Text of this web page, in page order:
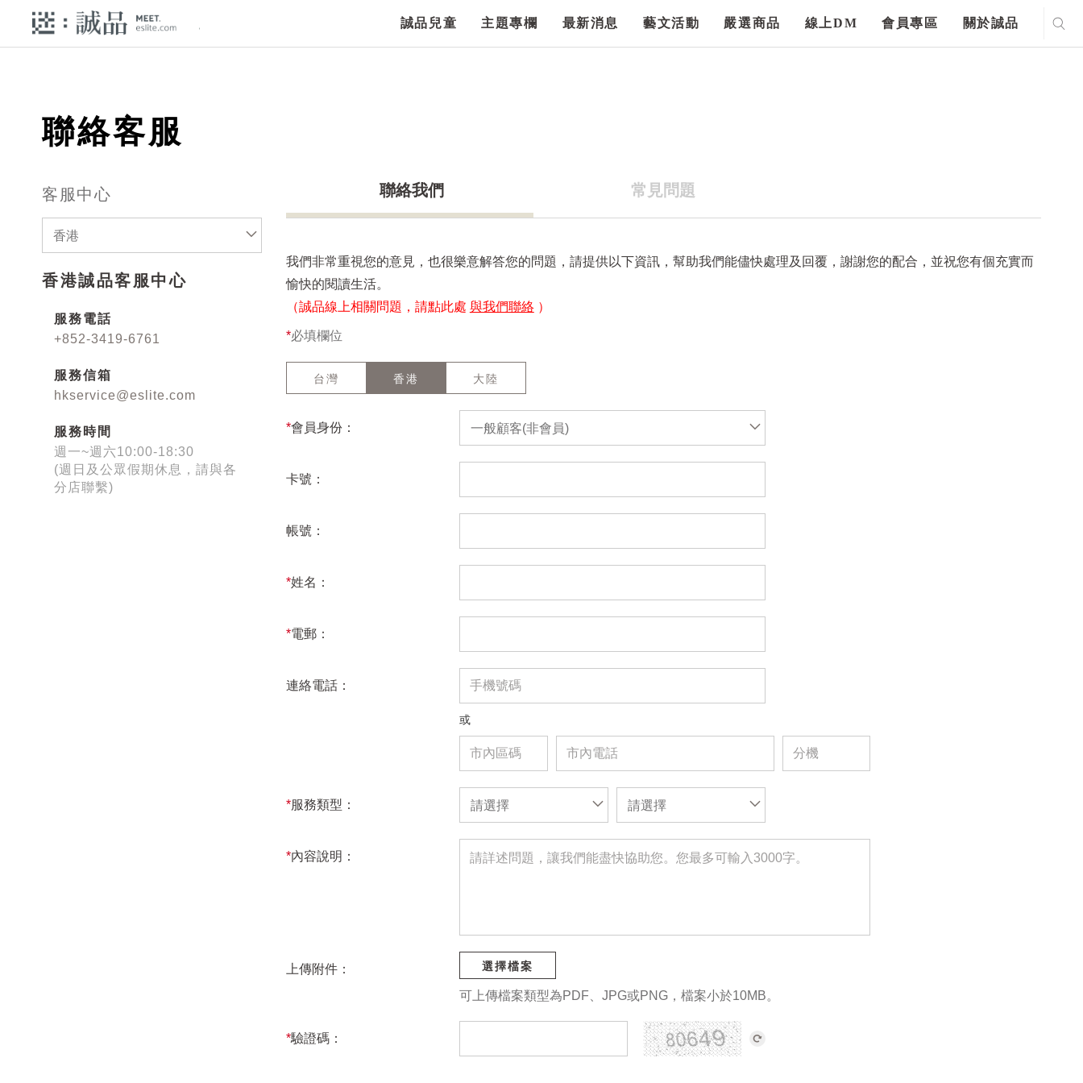
誠品兒童 主題專欄 最新消息 藝文活動 嚴選商品 線上DM 會員專區 關於誠品
聯絡客服
客服中心
香港
香港誠品客服中心
服務電話
+852-3419-6761
服務信箱
hkservice@eslite.com
服務時間
週一~週六10:00-18:30
(週日及公眾假期休息，請與各
分店聯繫)
聯絡我們 常見問題
我們非常重視您的意見，也很樂意解答您的問題，請提供以下資訊，幫助我們能儘快處理及回覆，謝謝您的配合，並祝您有個充實而
愉快的閱讀生活。
（誠品線上相關問題，請點此處 與我們聯絡 ）
*必填欄位
台灣 香港 大陸
*會員身份： 一般顧客(非會員)
卡號：
帳號：
*姓名：
*電郵：
連絡電話：
或
*服務類型： 請選擇 請選擇
*內容說明：
上傳附件： 選擇檔案
可上傳檔案類型為PDF、JPG或PNG，檔案小於10MB。
*驗證碼：